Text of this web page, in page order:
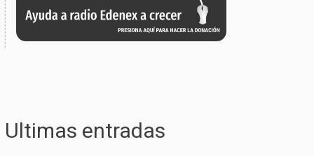
Ultimas entradas